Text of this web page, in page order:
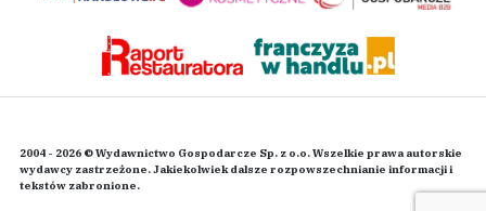
2004 - 2026 © Wydawnictwo Gospodarcze Sp. z o.o. Wszelkie prawa autorskie
wydawcy zastrzeżone. Jakiekolwiek dalsze rozpowszechnianie informacji i
tekstów zabronione.